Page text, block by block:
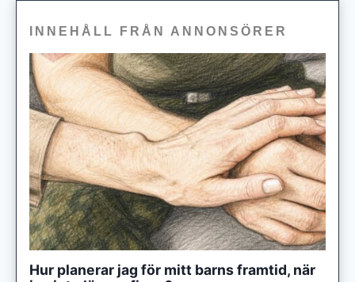
INNEHÅLL FRÅN ANNONSÖRER
Hur planerar jag för mitt barns framtid, när